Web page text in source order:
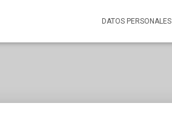
DATOS PERSONALES